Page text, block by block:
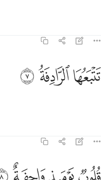
تتبعها الرادفة ٧
تَتْبَعُهَا ٱلرَّادِفَةُ ٧
ﲥﲦﲧ
قلوب يوميذ واجفة ٨
قُلُوبٌۭ يَوْمَئِذٍۢ وَاجِفَةٌ ٨